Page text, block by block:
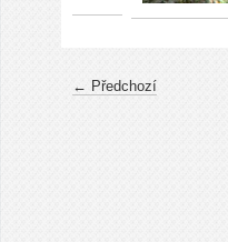
← Předchozí